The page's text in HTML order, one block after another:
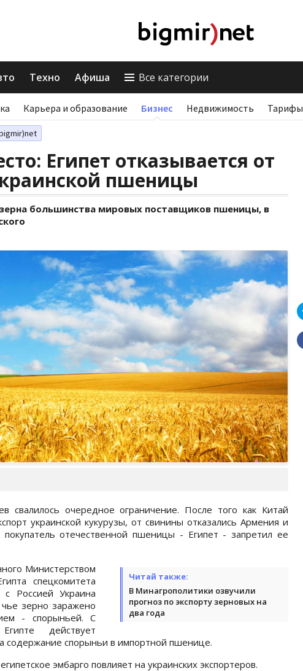
Техно Афиша Все категории
Карьера и образование Бизнес Недвижимость Тарифы
Египет отказывается от
пшеницы
зерна большинства мировых поставщиков пшеницы, в
свалилось очередное ограничение. После того как Китай
украинской кукурузы, от свинины отказались Армения и
покупатель отечественной пшеницы - Египет - запретил ее
Читай также:
В Минагрополитики озвучили
прогноз по экспорту зерновых на
два года
Министерством
спецкомитета
Россией Украина
чье зерно заражено
- спорыньей. С
действует
содержание спорыньи в импортной пшенице.
эмбарго повлияет на украинских экспортеров.